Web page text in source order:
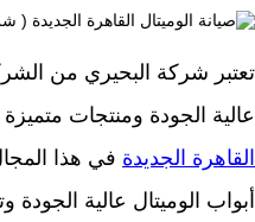
تعتبر شركة البحيري من
عالية الجودة ومنتجات متميزة
القاهرة الجديدة في هذا
أبواب الوميتال عالية